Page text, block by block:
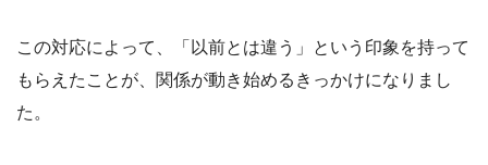
この対応によって、「以前とは違う」という印象を持って
もらえたことが、関係が動き始めるきっかけになりまし
た。